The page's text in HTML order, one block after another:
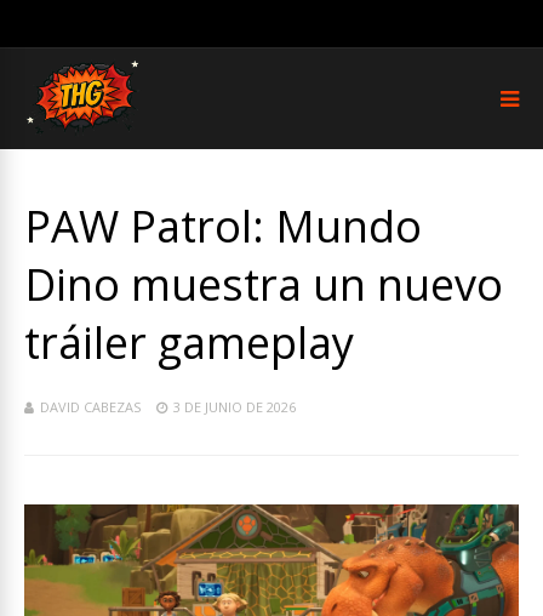
PAW Patrol: Mundo
Dino muestra un nuevo
tráiler gameplay
DAVID CABEZAS 3 DE JUNIO DE 2026